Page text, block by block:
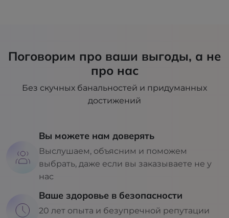
Поговорим про ваши выгоды, а не
про нас
Без скучных банальностей и придуманных
достижений
Вы можете нам доверять
Выслушаем, объясним и поможем
выбрать, даже если вы заказываете не у
нас
Ваше здоровье в безопасности
20 лет опыта и безупречной репутации